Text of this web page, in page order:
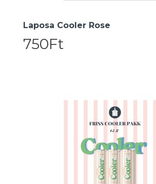
Laposa Cooler Rose
750Ft